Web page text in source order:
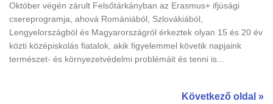
Október végén zárult Felsőtárkányban az Erasmus+ ifjúsági
csereprogramja, ahová Romániából, Szlovákiából,
Lengyelországból és Magyarországról érkeztek olyan 15 és 20 év
közti középiskolás fiatalok, akik figyelemmel követik napjaink
természet- és környezetvédelmi problémáit és tenni is...
Következő oldal »